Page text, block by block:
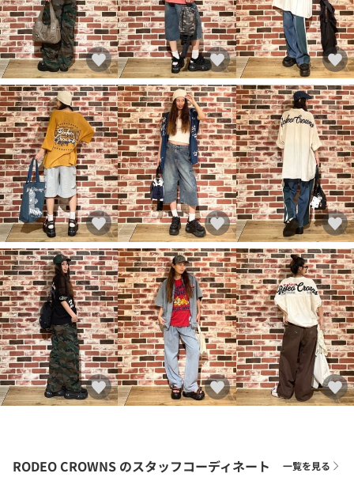
RODEO CROWNS のスタッフコーディネート 一覧を見る